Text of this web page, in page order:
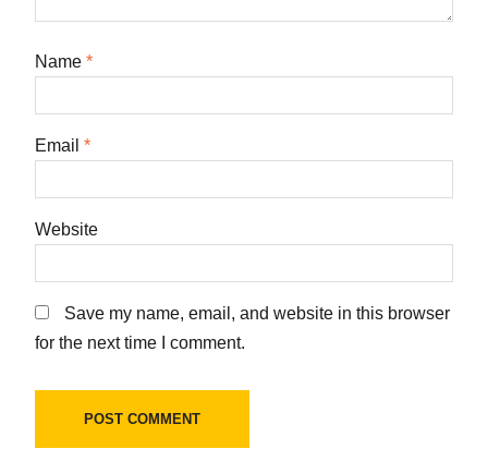
Name *
Email *
Website
Save my name, email, and website in this browser
for the next time I comment.